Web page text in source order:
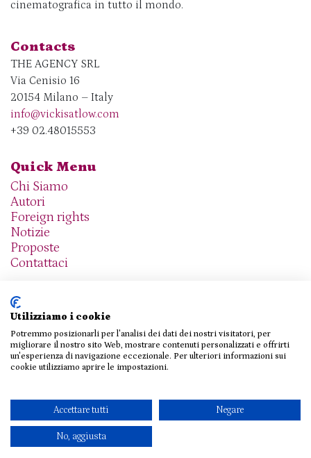
cinematografica in tutto il mondo.
Contacts
THE AGENCY SRL
Via Cenisio 16
20154 Milano – Italy
info@vickisatlow.com
+39 02.48015553
Quick Menu
Chi Siamo
Autori
Foreign rights
Notizie
Proposte
Contattaci
We are social
© 2026 THE AGENCY SRL
Privacy Policy | Cookie Policy | Contattaci
Utilizziamo i cookie
Potremmo posizionarli per l'analisi dei dati dei nostri visitatori, per
migliorare il nostro sito Web, mostrare contenuti personalizzati e offrirti
un'esperienza di navigazione eccezionale. Per ulteriori informazioni sui
cookie utilizziamo aprire le impostazioni.
Accettare tutti Negare
No, aggiusta